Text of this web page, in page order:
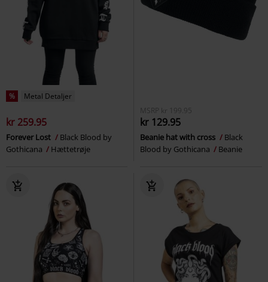
% Metal Detaljer
kr 259.95
Forever Lost
Black Blood by
Gothicana
Hættetrøje
MSRP kr 199.95
kr 129.95
Beanie hat with cross
Black
Blood by Gothicana
Beanie